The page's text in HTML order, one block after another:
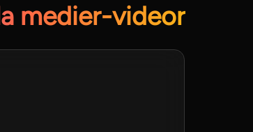
medier-videor